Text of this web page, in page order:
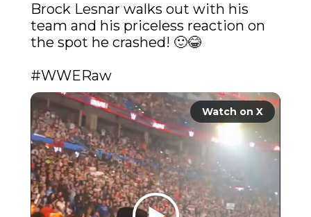
Brock Lesnar walks out with his
team and his priceless reaction on
the spot he crashed! 🙂😂
#WWERaw
Watch on X